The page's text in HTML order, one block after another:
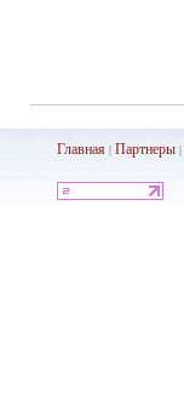
Главная| Партнеры|